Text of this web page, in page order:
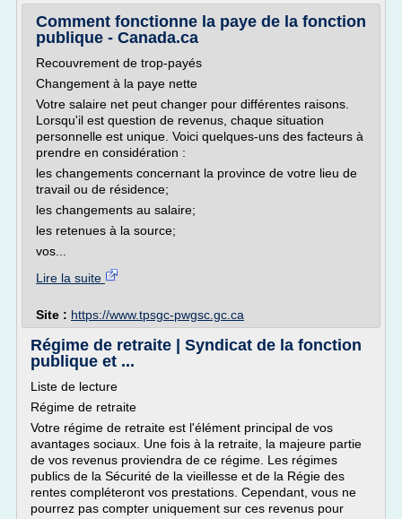
Comment fonctionne la paye de la fonction
publique - Canada.ca
Recouvrement de trop-payés
Changement à la paye nette
Votre salaire net peut changer pour différentes raisons.
Lorsqu'il est question de revenus, chaque situation
personnelle est unique. Voici quelques-uns des facteurs à
prendre en considération :
les changements concernant la province de votre lieu de
travail ou de résidence;
les changements au salaire;
les retenues à la source;
vos...
Lire la suite
Site : https://www.tpsgc-pwgsc.gc.ca
Régime de retraite | Syndicat de la fonction
publique et ...
Liste de lecture
Régime de retraite
Votre régime de retraite est l'élément principal de vos
avantages sociaux. Une fois à la retraite, la majeure partie
de vos revenus proviendra de ce régime. Les régimes
publics de la Sécurité de la vieillesse et de la Régie des
rentes compléteront vos prestations. Cependant, vous ne
pourrez pas compter uniquement sur ces revenus pour